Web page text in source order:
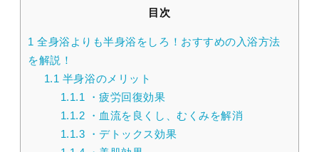
目次
1 全身浴よりも半身浴をしろ！おすすめの入浴方法
を解説！
1.1 半身浴のメリット
1.1.1 ・疲労回復効果
1.1.2 ・血流を良くし、むくみを解消
1.1.3 ・デトックス効果